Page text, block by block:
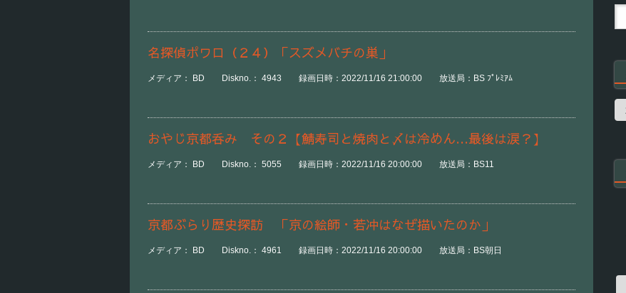
名探偵ポワロ（２４）「スズメバチの巣」
メディア： BD Diskno.： 4943 録画日時：2022/11/16 21:00:00 放送局：BS ﾌﾟﾚﾐｱﾑ
おやじ京都呑み その２【鯖寿司と焼肉と〆は冷めん…最後は涙？】
メディア： BD Diskno.： 5055 録画日時：2022/11/16 20:00:00 放送局：BS11
京都ぶらり歴史探訪 「京の絵師・若冲はなぜ描いたのか」
メディア： BD Diskno.： 4961 録画日時：2022/11/16 20:00:00 放送局：BS朝日
過